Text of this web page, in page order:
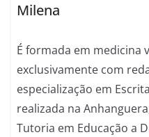
Milena
É formada em medicina
exclusivamente com
especialização em
realizada na
Tutoria em Educação a